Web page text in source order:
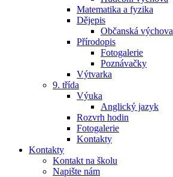
Matematika a fyzika
Dějepis
Občanská výchova
Přírodopis
Fotogalerie
Poznávačky
Výtvarka
9. třída
Výuka
Anglický jazyk
Rozvrh hodin
Fotogalerie
Kontakty
Kontakty
Kontakt na školu
Napište nám